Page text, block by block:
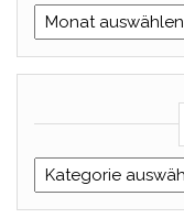
Archiv Monat/Jahr
Kategorien